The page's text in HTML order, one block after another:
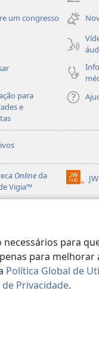
necessários para
para melhorar
Política Global de
Privacidade.
uma
nova
janela)
um congresso
para
e
Onlineda
Vigia™
(abre
| CONFIGURAÇÕES